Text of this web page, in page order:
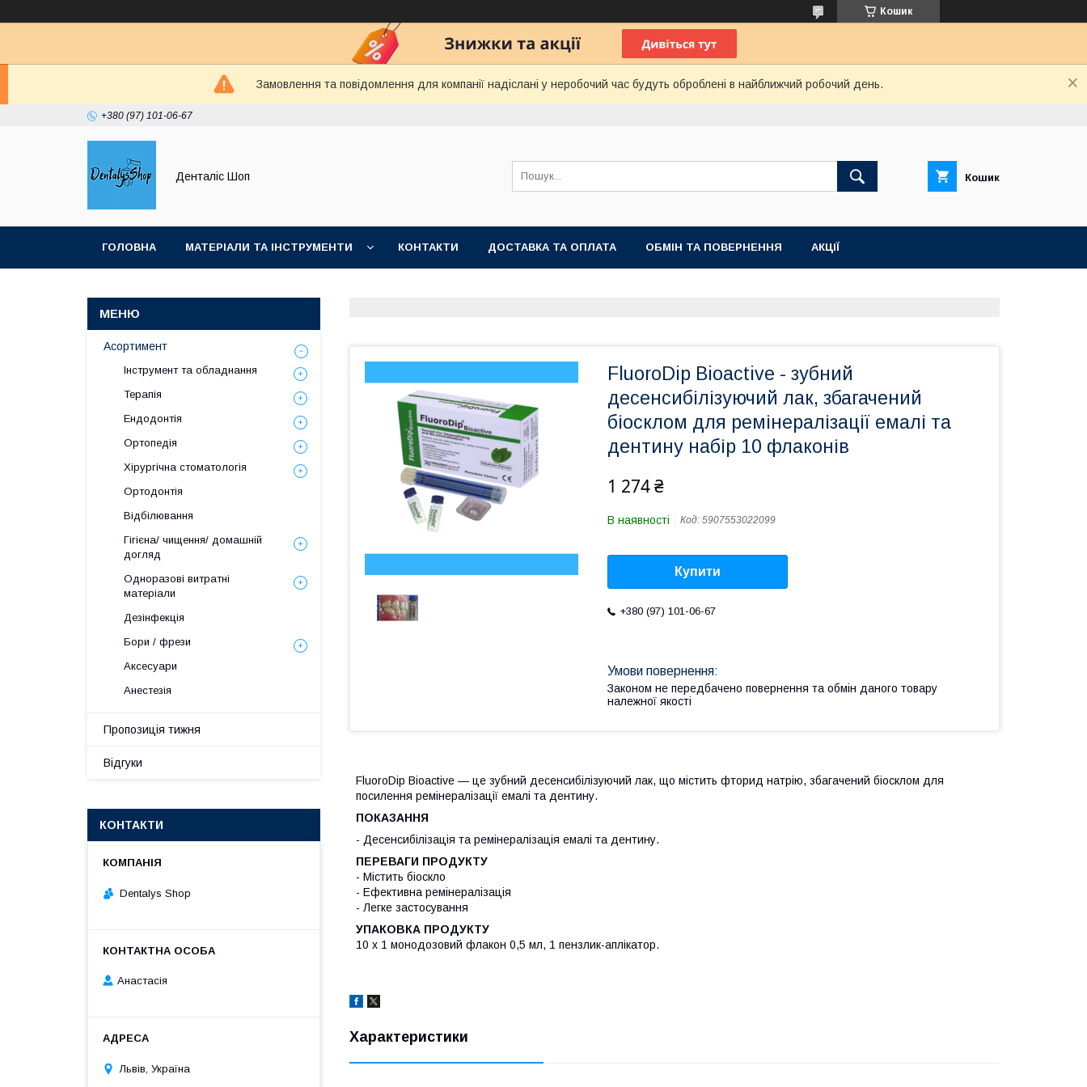
Кошик
Замовлення та повідомлення для компанії надіслані у неробочий час будуть оброблені в найближчий робочий день.
+380 (97) 101-06-67
Денталіс Шоп Кошик
ГОЛОВНА МАТЕРІАЛИ ТА ІНСТРУМЕНТИ КОНТАКТИ ДОСТАВКА ТА ОПЛАТА ОБМІН ТА ПОВЕРНЕННЯ АКЦІЇ
FluoroDip Bioactive - зубний
десенсибілізуючий лак, збагачений
біосклом для ремінералізації емалі та
дентину набір 10 флаконів
1 274 ₴
В наявності Код: 5907553022099
Купити
+380 (97) 101-06-67
Законом не передбачено повернення та обмін даного товару
належної якості
FluoroDip Bioactive — це зубний десенсибілізуючий лак, що містить фторид натрію, збагачений біосклом для
посилення ремінералізації емалі та дентину.
ПОКАЗАННЯ
- Десенсибілізація та ремінералізація емалі та дентину.
ПЕРЕВАГИ ПРОДУКТУ
- Містить біоскло
- Ефективна ремінералізація
- Легке застосування
УПАКОВКА ПРОДУКТУ
10 x 1 монодозовий флакон 0,5 мл, 1 пензлик-аплікатор.
Характеристики
Асортимент
Інструмент та обладнання
Терапія
Ендодонтія
Ортопедія
Хірургічна стоматологія
Ортодонтія
Відбілювання
Гігієна/ чищення/ домашній
догляд
Одноразові витратні
матеріали
Дезінфекція
Бори / фрези
Аксесуари
Анестезія
Пропозиція тижня
Відгуки
КОНТАКТИ
Dentalys Shop
Анастасія
Львів, Україна